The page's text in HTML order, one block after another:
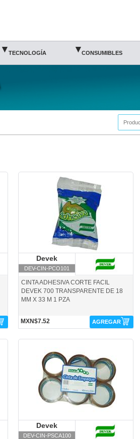
▾ TECNOLOGÍA ▾ CONSUMIBLES
DEV-CIN-PCO101-Devek
Devek
DEV-CIN-PCO101
CINTA ADHESIVA CORTE FACIL
DEVEK 700 TRANSPARENTE DE 18
MM X 33 M 1 PZA
MXN$7.52 AGREGAR
Devek
DEV-CIN-PSCA100